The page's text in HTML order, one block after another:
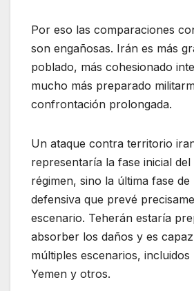
Por eso las comparaciones
son engañosas. Irán es más
poblado, más cohesionado
mucho más preparado
confrontación prolongada.
Un ataque contra territorio
representaría la fase inicial
régimen, sino la última fase de
defensiva que prevé
escenario. Teherán estaría
absorber los daños y es
múltiples escenarios,
Yemen y otros.